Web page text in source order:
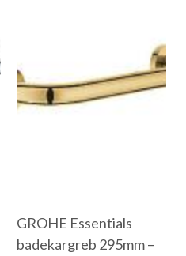
GROHE Essentials
badekargreb 295mm –